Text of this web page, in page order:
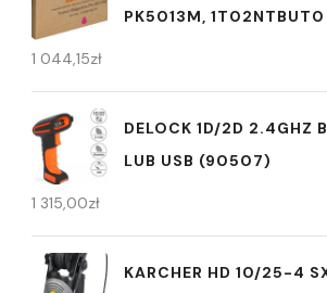
PK5013M, 1T02NTBUT0
1 044,15zł
DELOCK 1D/2D 2.4GHZ
LUB USB (90507)
1 315,00zł
KARCHER HD 10/25-4